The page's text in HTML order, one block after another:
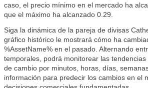
caso, el precio mínimo en el mercado ha
que el máximo ha alcanzado 0.29.
Siga la dinámica de la pareja de divisas
gráfico histórico le mostrará cómo ha
%AssetName% en el pasado. Alternando
temporales, podrá monitorear las
de cambio por minutos, horas, días,
información para predecir los cambios en el